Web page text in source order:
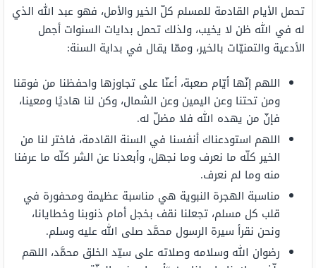
تحمل الأيام القادمة للمسلم كلّ الخير والأمل، فهو عبد الله الذي
له في الله ظن لا يخيب، ولذلك تحمل بدايات السنوات أجمل
الأدعية والتمنيّات بالخير، وممّا يقال في بداية السنة:
اللهم إنّها أيّام صعبة، أعنّا على تجاوزها واحفظنا من فوقنا
ومن تحتنا وعن اليمين وعن الشمال، وكن لنا هاديًا ومعينا،
فإنّ من يهده الله فلا مضلّ له.
اللهم استودعناك أنفسنا في السنة القادمة، فاختر لنا من
الخير كلّه ما نعرف وما نجهل، وأبعدنا عن الشر كلّه ما عرفنا
منه وما لم نعرف.
مناسبة الهجرة النبوية هي مناسبة عظيمة ومحفورة في
قلب كل مسلم، تجعلنا نقف بخجل أمام ذنوبنا وخطايانا،
ونحن نقرأ سيرة الرسول محمَّد صلى الله عليه وسلم.
رضوان الله وسلامه وصلاته على سيّد الخلق محمَّد، اللهم